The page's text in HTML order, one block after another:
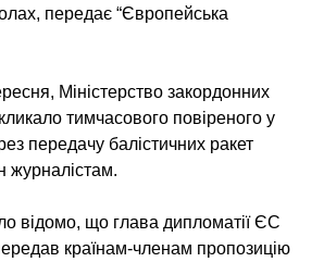
передає “Європейська
Міністерство закордонних
тимчасового повіреного у
передачу балістичних ракет
журналістам.
відомо, що глава дипломатії ЄС
країнам-членам пропозицію